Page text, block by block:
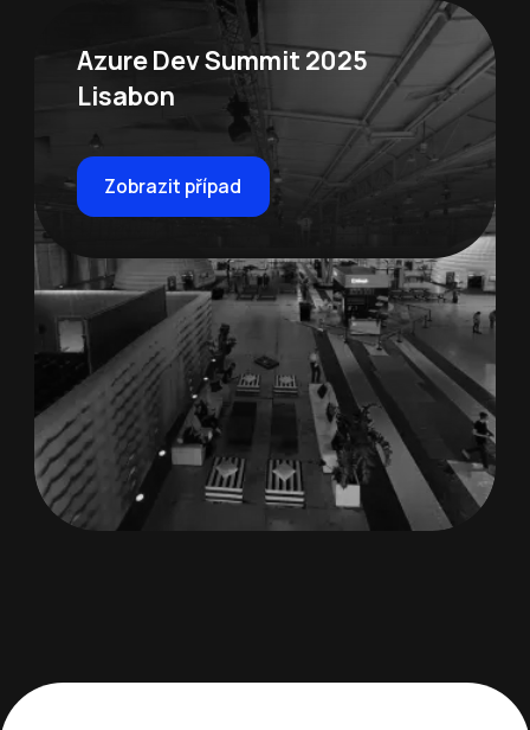
Azure Dev Summit 2025
Lisabon
Zobrazit případ